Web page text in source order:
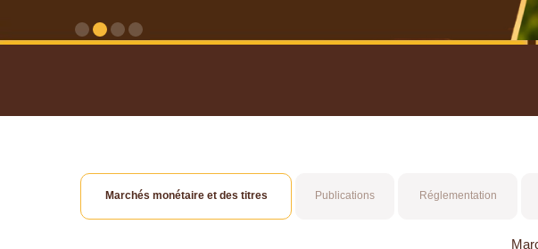
Marchés monétaire et des titres Publications Réglementation